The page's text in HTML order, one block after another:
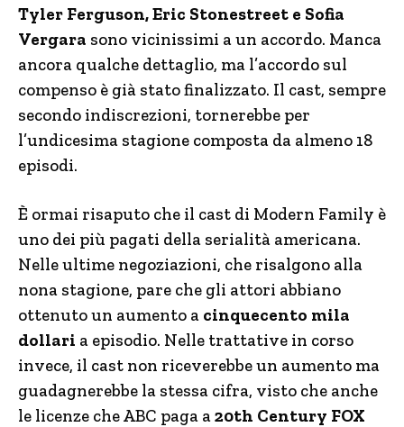
Tyler Ferguson, Eric Stonestreet e Sofia
Vergara sono vicinissimi a un accordo. Manca
ancora qualche dettaglio, ma l’accordo sul
compenso è già stato finalizzato. Il cast, sempre
secondo indiscrezioni, tornerebbe per
l’undicesima stagione composta da almeno 18
episodi.
È ormai risaputo che il cast di Modern Family è
uno dei più pagati della serialità americana.
Nelle ultime negoziazioni, che risalgono alla
nona stagione, pare che gli attori abbiano
ottenuto un aumento a cinquecento mila
dollari a episodio. Nelle trattative in corso
invece, il cast non riceverebbe un aumento ma
guadagnerebbe la stessa cifra, visto che anche
le licenze che ABC paga a20th Century FOX